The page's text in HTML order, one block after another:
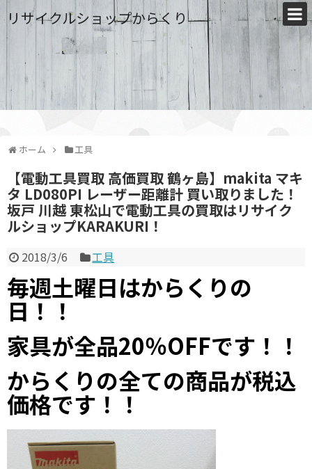
リサイクルショップからくり
ホーム 工具
【電動工具買取 高価買取 鶴ヶ島】makita マキ
タ LD080PI レーザー距離計 買い取りました！
坂戸 川越 東松山で電動工具の買取はリサイク
ルショップKARAKURI！
2018/3/6 工具
毎週土曜日はからくりの
日！！
家具が全品20％OFFです！！
からくりの全ての商品が税込
価格です！！